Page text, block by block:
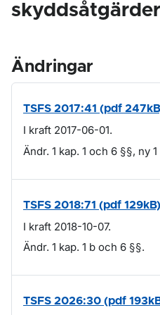
Ändringar
TSFS 2017:41 (pdf
I kraft 2017-06-01.
Ändr. 1 kap. 1 och 6 §§, ny
TSFS 2018:71 (pdf 129kB)
I kraft 2018-10-07.
Ändr. 1 kap. 1 b och 6 §§.
TSFS 2026:30 (pdf